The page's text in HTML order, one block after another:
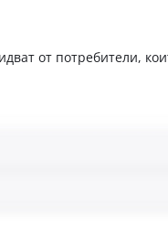
от потребители,